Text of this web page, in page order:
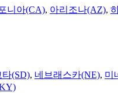
니아(CA), 아리조나(AZ),
(SD), 네브래스카(NE), 미